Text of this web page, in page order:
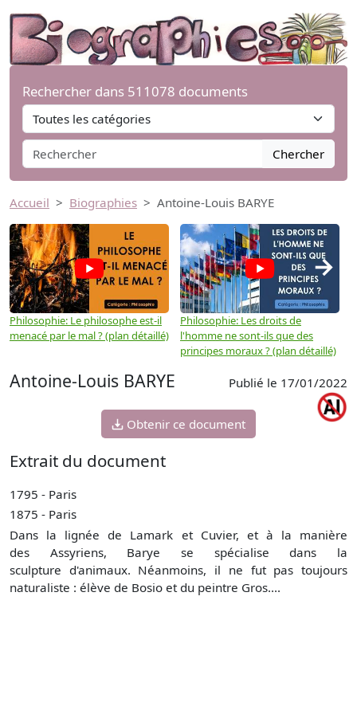
Rechercher dans 511078 documents
Chercher
Accueil Biographies Antoine-Louis BARYE
Philosophie: Le philosophe est-il
menacé par le mal ? (plan détaillé)
Philosophie: Les droits de
l'homme ne sont-ils que des
principes moraux ? (plan détaillé)
→
Antoine-Louis BARYE Publié le 17/01/2022
Obtenir ce document
Extrait du document
1795 - Paris
1875 - Paris
Dans la lignée de Lamark et Cuvier, et à la manière
des Assyriens, Barye se spécialise dans la
sculpture d'animaux. Néanmoins, il ne fut pas toujours
naturaliste : élève de Bosio et du peintre Gros....